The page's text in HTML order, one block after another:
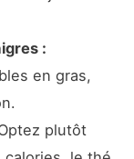
:
en gras,
plutôt